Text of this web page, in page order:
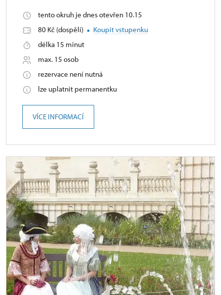
tento okruh je dnes otevřen 10.15
80 Kč (dospělí)
Koupit vstupenku
délka 15 minut
max. 15 osob
rezervace není nutná
lze uplatnit permanentku
VÍCE INFORMACÍ